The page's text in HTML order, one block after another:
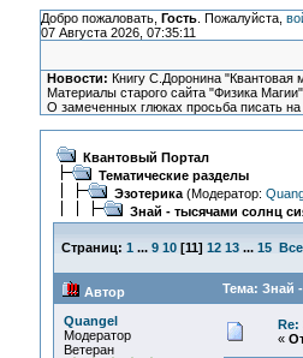
Добро пожаловать, Гость. Пожалуйста,
07 Августа 2026, 07:35:11
Новости: Книгу С.Доронина "Квантовая
Материалы старого сайта "Физика
О замеченных глюках просьба писать
Квантовый Портал
Тематические разделы
Эзотерика(Модератор:
Знай - тысячами солнц
Страниц: 1 ... 9 10[11] 12 13 ... 15 Все
Автор Тема: Знай
Quangel
Модератор
Ветеран
Re:
«